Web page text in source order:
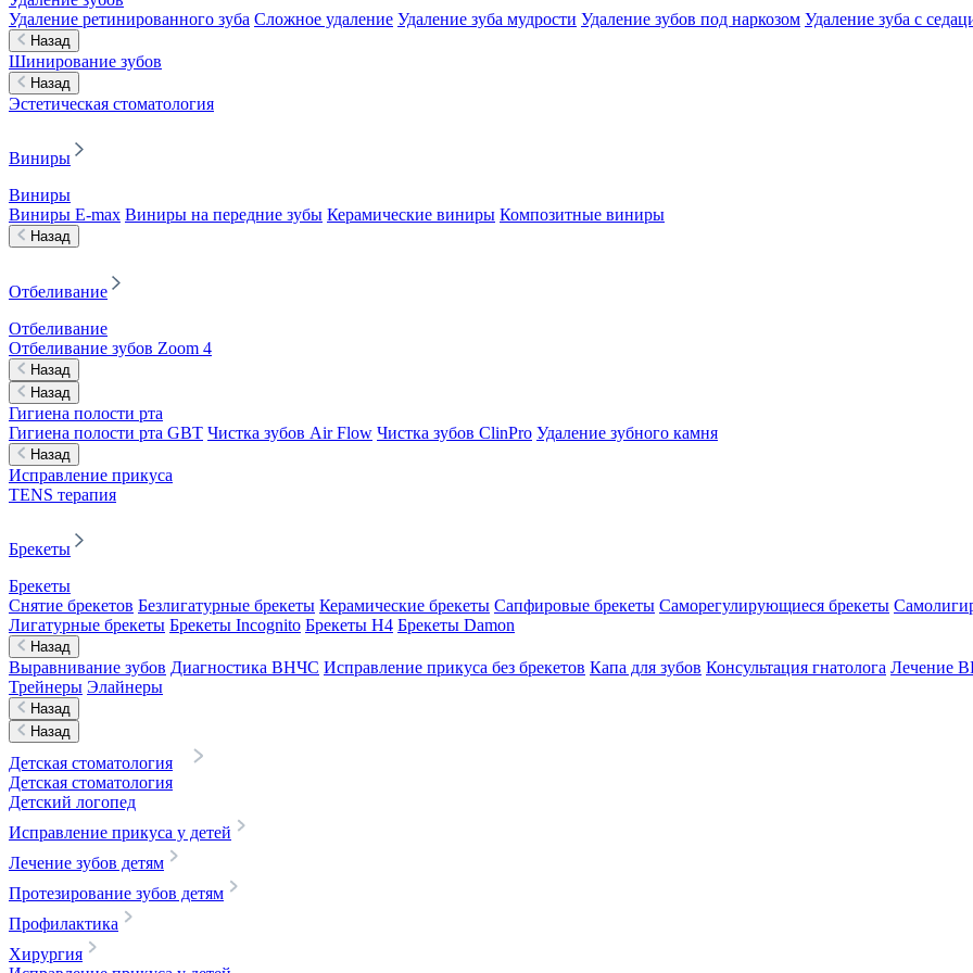
Удаление ретинированного зуба Сложное удаление Удаление зуба мудрости Удаление зубов под наркозом Удаление зуба с
Назад
Шинирование зубов
Назад
Эстетическая стоматология
Виниры
Виниры
Виниры E-max Виниры на передние зубы Керамические виниры Композитные виниры
Назад
Отбеливание
Отбеливание
Отбеливание зубов Zoom 4
Назад
Назад
Гигиена полости рта
Гигиена полости рта GBT Чистка зубов Air Flow Чистка зубов ClinPro Удаление зубного камня
Назад
Исправление прикуса
TENS терапия
Брекеты
Брекеты
Снятие брекетов Безлигатурные брекеты Керамические брекеты Сапфировые брекеты Саморегулирующиеся брекеты
Лигатурные брекеты Брекеты Incognito Брекеты H4 Брекеты Damon
Назад
Выравнивание зубов Диагностика ВНЧС Исправление прикуса без брекетов Капа для зубов Консультация гнатолога Лечение
Трейнеры Элайнеры
Назад
Назад
Детская стоматология
Детская стоматология
Детский логопед
Исправление прикуса у детей
Лечение зубов детям
Протезирование зубов детям
Профилактика
Хирургия